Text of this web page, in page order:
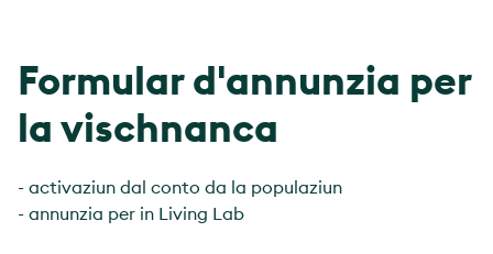
Formular d'annunzia per
la vischnanca
- activaziun dal conto da la populaziun
- annunzia per in Living Lab